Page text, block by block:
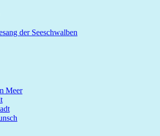
der Seeschwalben
Meer